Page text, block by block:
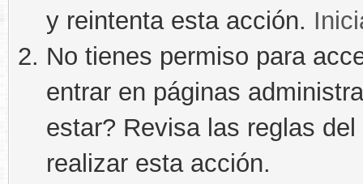
y reintenta esta acción.
No tienes permiso para
entrar en páginas
estar? Revisa las reglas
realizar esta acción.